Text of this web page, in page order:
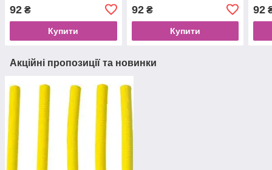
92 ₴
Купити
92₴
Купити
92
Акційні пропозиції та новинки